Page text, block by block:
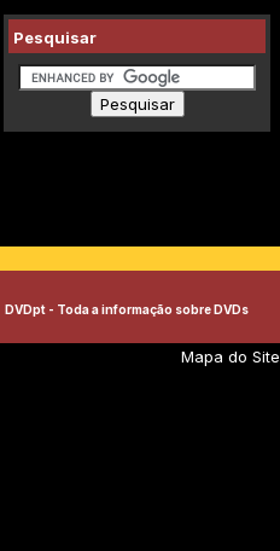
Pesquisar
DVDpt - Toda a informação sobre DVDs
Mapa do Site